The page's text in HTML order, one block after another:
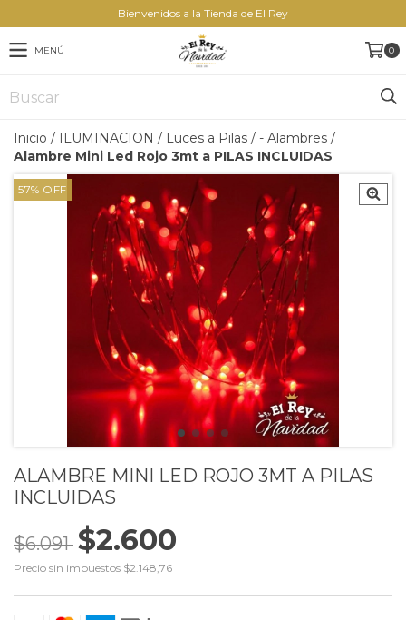
Bienvenidos a la Tienda de El Rey
MENÚ 0
Inicio / ILUMINACION / Luces a Pilas / - Alambres /
Alambre Mini Led Rojo 3mt a PILAS INCLUIDAS
57% OFF
ALAMBRE MINI LED ROJO 3MT A PILAS
INCLUIDAS
$6.091 $2.600
Precio sin impuestos $2.148,76